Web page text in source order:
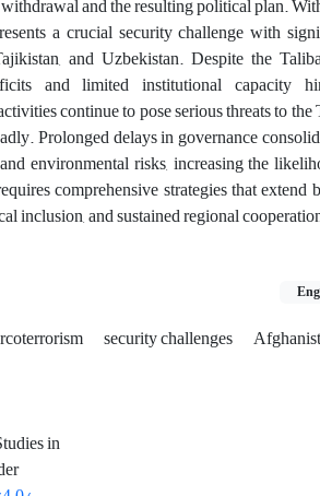
a crucial security challenge with
and Uzbekistan. Despite the
and limited institutional capacity
continue to pose serious threats to the
Prolonged delays in governance
environmental risks, increasing the
comprehensive strategies that
inclusion, and sustained regional
security challenges
in